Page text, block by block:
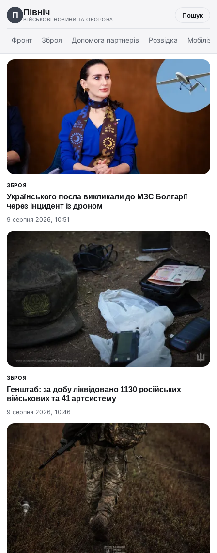
П Північ
ВІЙСЬКОВІ НОВИНИ ТА ОБОРОНА
Пошук
Фронт Зброя Допомога партнерів Розвідка
ЗБРОЯ
Українського посла викликали до МЗС Болгарії
через інцидент із дроном
9 серпня 2026, 10:51
ЗБРОЯ
Генштаб: за добу ліквідовано 1130 російських
військових та 41 артсистему
9 серпня 2026, 10:46